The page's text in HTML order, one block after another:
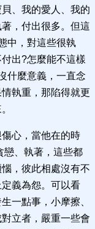
、我的愛人、我的
，付出很多。但這
中，對這些很執
出?怎麼能不這樣
什麼意義，一直念
執重，那陷得就更
心，當他在的時
戀、執著，這些都
，彼此相處沒有不
義為怨。可以看
一點事，小摩擦、
立者，嚴重一些會